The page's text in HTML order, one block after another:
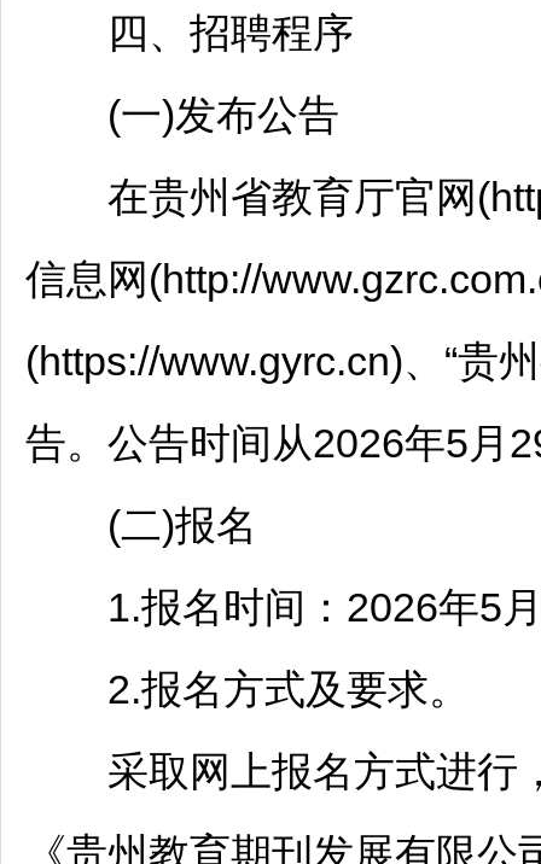
四、 招聘程序
(一)发布公告
在贵州省教育厅官网
信息网(http://
(https://www.gyrc.cn)、“贵
告。公告时间从2026年5月
(二)报名
1.报名时间：2026年5月
2.报名方式及要求。
采取网上报名方式进行
《贵州教育期刊发展有限公